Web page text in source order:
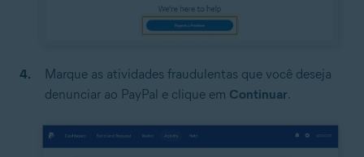
Marque as atividades fraudulentas que você deseja
denunciar ao PayPal e clique em Continuar.